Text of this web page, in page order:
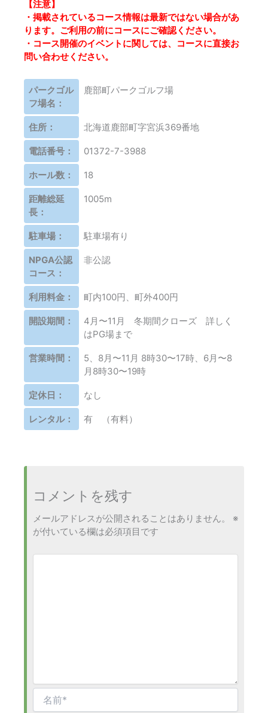
【注意】
・掲載されているコース情報は最新ではない場合があ
ります。ご利用の前にコースにご確認ください。
・コース開催のイベントに関しては、コースに直接お
問い合わせください。
パークゴル
フ場名：
鹿部町パークゴルフ場
住所： 北海道鹿部町字宮浜369番地
電話番号： 01372-7-3988
ホール数： 18
距離総延
長：
1005m
駐車場： 駐車場有り
NPGA公認
コース：
非公認
利用料金： 町内100円、町外400円
開設期間：
4月〜11月 冬期間クローズ 詳しく
はPG場まで
営業時間：
5、8月〜11月 8時30〜17時、6月〜8
月8時30〜19時
定休日： なし
レンタル： 有 （有料）
コメントを残す
メールアドレスが公開されることはありません。
※
が付いている欄は必須項目です